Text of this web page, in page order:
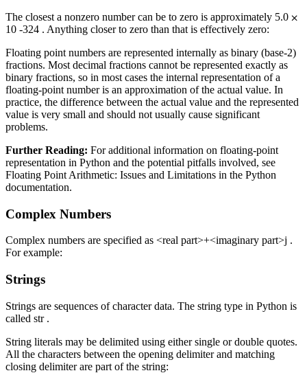
The closest a nonzero number can be to zero is approximately 5.0 ⨉
10 -324 . Anything closer to zero than that is effectively zero:
Floating point numbers are represented internally as binary (base-2)
fractions. Most decimal fractions cannot be represented exactly as
binary fractions, so in most cases the internal representation of a
floating-point number is an approximation of the actual value. In
practice, the difference between the actual value and the represented
value is very small and should not usually cause significant
problems.
Further Reading: For additional information on floating-point
representation in Python and the potential pitfalls involved, see
Floating Point Arithmetic: Issues and Limitations in the Python
documentation.
Complex Numbers
Complex numbers are specified as <real part>+<imaginary part>j .
For example:
Strings
Strings are sequences of character data. The string type in Python is
called str .
String literals may be delimited using either single or double quotes.
All the characters between the opening delimiter and matching
closing delimiter are part of the string: